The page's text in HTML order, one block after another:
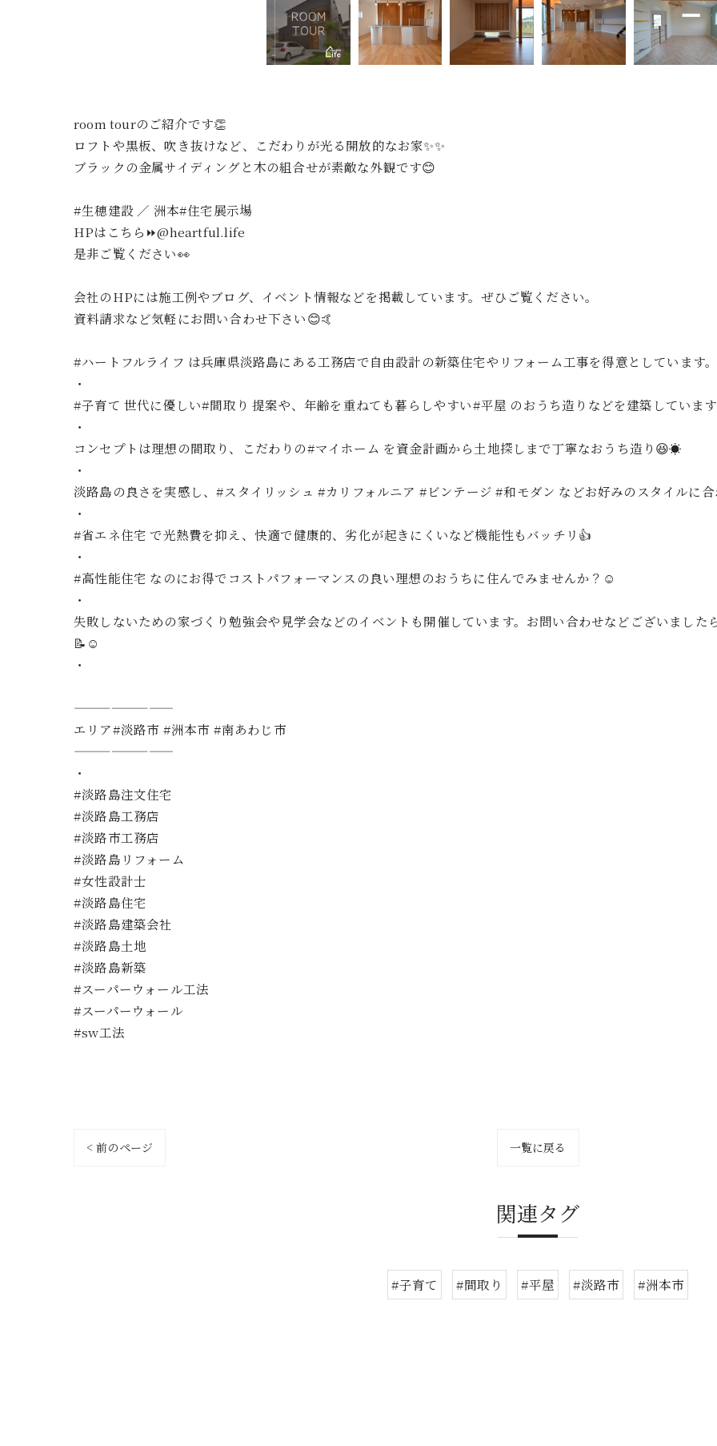
room tourのご紹介です👏
ロフトや黒板、吹き抜けなど、こだわりが光る開放的なお家✨✨
ブラックの金属サイディングと木の組合せが素敵な外観です😊
#生穂建設 ／ 洲本#住宅展示場
HPはこちら⏩@heartful.life
是非ご覧ください👀
会社のHPには施工例やブログ、イベント情報などを掲載しています。ぜひご覧ください。
資料請求など気軽にお問い合わせ下さい😊🤙
#ハートフルライフ は兵庫県淡路島にある工務店で自由設計の新築住宅やリフォーム工事を得意としています
・
#子育て 世代に優しい#間取り 提案や、年齢を重ねても暮らしやすい#平屋 のおうち造りなどを建築していま
・
コンセプトは理想の間取り、こだわりの#マイホーム を資金計画から土地探しまで丁寧なおうち造り😆☀️
・
淡路島の良さを実感し、#スタイリッシュ #カリフォルニア #ビンテージ #和モダン などお好みのスタイルに
・
#省エネ住宅 で光熱費を抑え、快適で健康的、劣化が起きにくいなど機能性もバッチリ👍
・
#高性能住宅 なのにお得でコストパフォーマンスの良い理想のおうちに住んでみませんか？☺️
・
失敗しないための家づくり勉強会や見学会などのイベントも開催しています。お問い合わせなどございまし
📝☺️
・
————————
エリア#淡路市 #洲本市 #南あわじ市
————————
・
#淡路島注文住宅
#淡路島工務店
#淡路市工務店
#淡路島リフォーム
#女性設計士
#淡路島住宅
#淡路島建築会社
#淡路島土地
#淡路島新築
#スーパーウォール工法
#スーパーウォール
#sw工法
< 前のページ 一覧に戻る
関連タグ
#子育て #間取り #平屋 #淡路市 #洲本市